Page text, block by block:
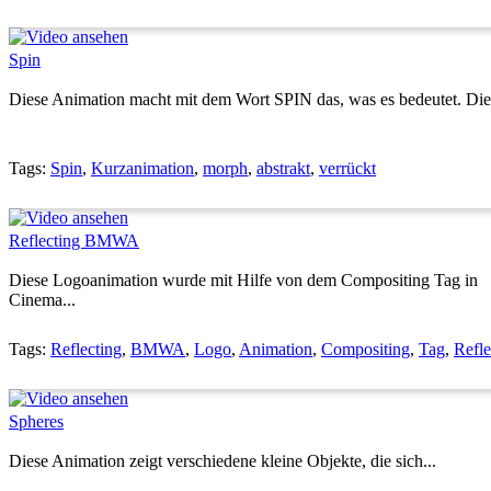
Spin
Diese Animation macht mit dem Wort SPIN das, was es bedeutet.
Tags: Spin, Kurzanimation, morph, abstrakt, verrückt
Reflecting BMWA
Diese Logoanimation wurde mit Hilfe von dem Compositing Tag in
Cinema...
Tags: Reflecting, BMWA, Logo, Animation, Compositing, Tag,
Spheres
Diese Animation zeigt verschiedene kleine Objekte, die sich...